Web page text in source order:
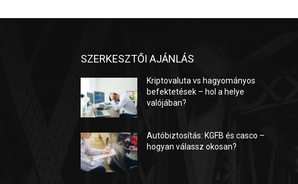
SZERKESZTŐI AJÁNLÁS
Kriptovaluta vs hagyományos
befektetések – hol a helye
valójában?
Autóbiztosítás: KGFB és casco –
hogyan válassz okosan?